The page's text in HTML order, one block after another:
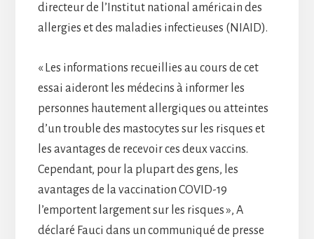
directeur de l’Institut national américain des
allergies et des maladies infectieuses (NIAID).
« Les informations recueillies au cours de cet
essai aideront les médecins à informer les
personnes hautement allergiques ou atteintes
d’un trouble des mastocytes sur les risques et
les avantages de recevoir ces deux vaccins.
Cependant, pour la plupart des gens, les
avantages de la vaccination COVID-19
l’emportent largement sur les risques », A
déclaré Fauci dans un communiqué de presse